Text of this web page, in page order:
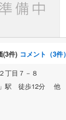
(3件) コメント（3件）
丁目７－８
」駅 徒歩12分 他